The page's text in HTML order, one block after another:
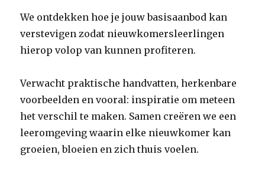
We ontdekken hoe je jouw basisaanbod kan
verstevigen zodat nieuwkomersleerlingen
hierop volop van kunnen profiteren.
Verwacht praktische handvatten, herkenbare
voorbeelden en vooral: inspiratie om meteen
het verschil te maken. Samen creëren we een
leeromgeving waarin elke nieuwkomer kan
groeien, bloeien en zich thuis voelen.